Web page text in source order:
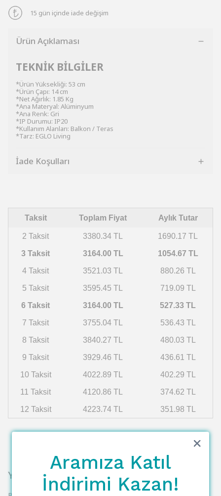
15 gün içinde iade değişim
Ürün Açıklaması
TEKNİK BİLGİLER
*Ürün Yüksekliği: 53 cm
*Ürün Çapı: 14 cm
*Net Ağırlık: 1.85 Kg
*Ana Materyal: Alüminyum
*Ana Renk: Gri
*IP Durumu: IP20
*Kullanım Alanları: Balkon / Teras
*Tarz: EGLO Living
İade Koşulları
Taksit Toplam Fiyat Aylık Tutar
2 Taksit 3380.34 TL 1690.17 TL
3 Taksit 3164.00 TL 1054.67 TL
4 Taksit 3521.03 TL 880.26 TL
5 Taksit 3595.45 TL 719.09 TL
6 Taksit 3164.00 TL 527.33 TL
7 Taksit 3755.04 TL 536.43 TL
8 Taksit 3840.27 TL 480.03 TL
9 Taksit 3929.46 TL 436.61 TL
10 Taksit 4022.89 TL 402.29 TL
11 Taksit 4120.86 TL 374.62 TL
12 Taksit 4223.74 TL 351.98 TL
Yorumlar
Aramıza Katıl
İndirimi Kazan!